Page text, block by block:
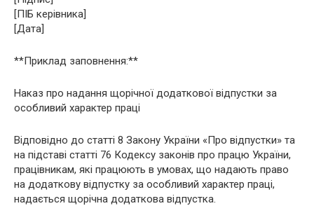
[ПІБ керівника]
[Дата]
**Приклад заповнення:**
Наказ про надання щорічної додаткової відпустки за
особливий характер праці
Відповідно до статті 8 Закону України «Про відпустки» та
на підставі статті 76 Кодексу законів про працю України,
працівникам, які працюють в умовах, що надають право
на додаткову відпустку за особливий характер праці,
надається щорічна додаткова відпустка.